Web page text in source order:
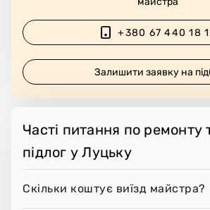
+380 67 440 18
Залишити заявку на
Часті питання по ремонту
підлог у Луцьку
Скільки коштує виїзд майстра?